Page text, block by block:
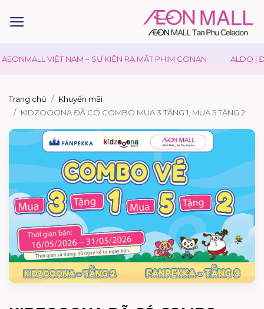
VIỆT NAM – SỰ KIỆN RA MẮT PHIM CONAN ALDO |
Trang chủ
Khuyến mãi
KIDZOOONA ĐÃ CÓ COMBO MUA 3 TẶNG 1, MUA 5 TẶNG 2